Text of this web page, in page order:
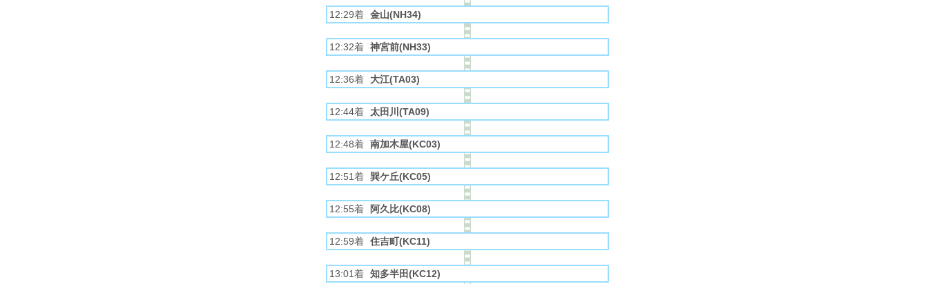
12:29着 金山(NH34)
12:32着 神宮前(NH33)
12:36着 大江(TA03)
12:44着 太田川(TA09)
12:48着 南加木屋(KC03)
12:51着 巽ケ丘(KC05)
12:55着 阿久比(KC08)
12:59着 住吉町(KC11)
13:01着 知多半田(KC12)